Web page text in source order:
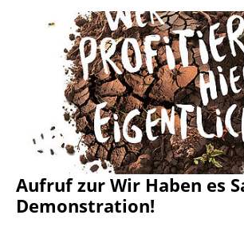
Aufruf zur Wir Haben es
Demonstration!